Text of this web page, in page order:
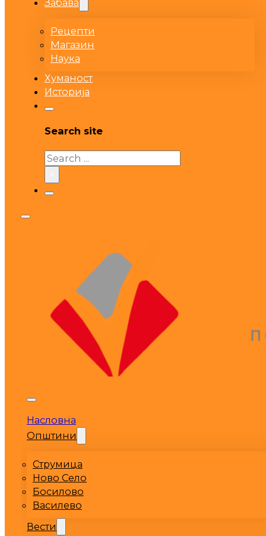
Рецепти
Магазин
Наука
Хуманост
Историја
Search site
Search
Насловна
Општини
Струмица
Ново Село
Босилово
Василево
Вести